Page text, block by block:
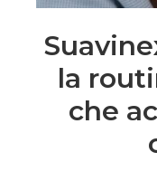
la
che